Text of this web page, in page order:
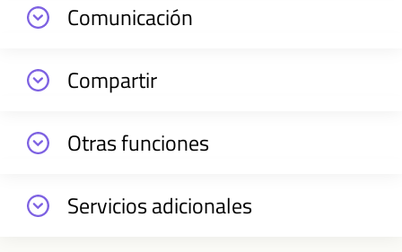
Comunicación
Compartir
Otras funciones
Servicios adicionales